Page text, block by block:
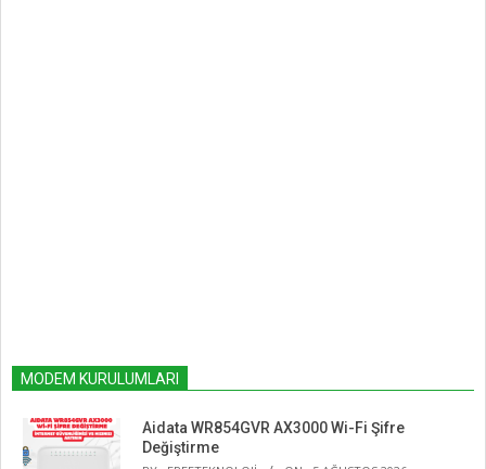
MODEM KURULUMLARI
Aidata WR854GVR AX3000 Wi-Fi Şifre
Değiştirme